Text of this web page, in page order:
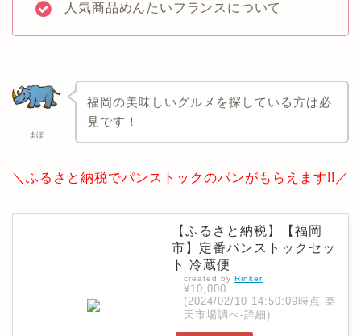
人気商品めんたいフランスについて
まぼ
福岡の美味しいグルメを探している方は必
見です！
＼ふるさと納税でパンストックのパンがもらえます!!／
【ふるさと納税】【福岡
市】定番パンストックセッ
ト 冷蔵便
created by Rinker
¥10,000
(2024/02/10 14:50:09時点 楽
天市場調べ-詳細)